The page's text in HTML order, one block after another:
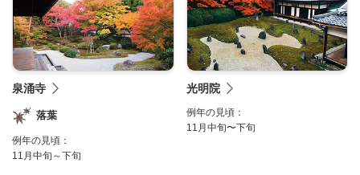
泉涌寺
落葉
例年の見頃：
11月中旬～下旬
光明院
例年の見頃：
11月中旬〜下旬